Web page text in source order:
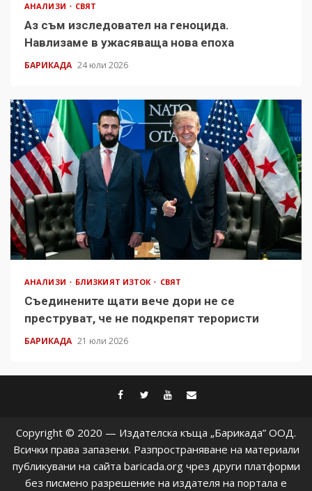
АНАЛИЗИ СВЯТ
Аз съм изследовател на геноцида.
Навлизаме в ужасяваща нова епоха
БАРИКАДА 24 юли 2026
АНАЛИЗИ БЛИЗКИЯТ ИЗТОК СВЯТ
Съединените щати вече дори не се
преструват, че не подкрепят терористи
БАРИКАДА 21 юли 2026
facebook
twitter
youtube
Copyright © 2020 — Издателска къща „Барикада” ООД.
Всички права запазени. Разпространяване на материали
публикувани на сайта baricada.org чрез други платформи
без писмено разрешение на издателя на портала е